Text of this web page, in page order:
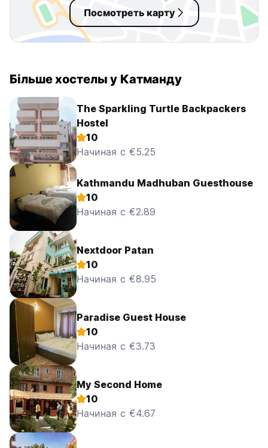
экскурсий.
-Чартер вертолетов (горные полеты и осмотр
достопримечательностей)
полноприводные автомобили, микроавтобусы,
мотоциклы)
-Бронирование авиа, автобусных билетов. (Auto-
translated from original language)
Посмотреть карту
Більше хостелы у Катманду
The Sparkling Turtle Backpackers
Hostel
10
Начиная с €5.25
Kathmandu Madhuban Guesthouse
10
Начиная с €2.89
Nextdoor Patan
10
Начиная с €8.95
Paradise Guest House
10
Начиная с €3.73
My Second Home
10
Начиная с €4.67